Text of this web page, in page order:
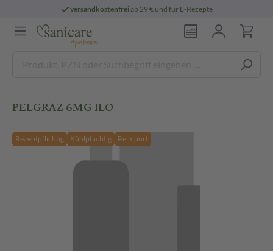
versandkostenfreiab 29 € und für E-Rezepte
PELGRAZ 6MG ILO
Rezeptpflichtig Kühlpflichtig Reimport